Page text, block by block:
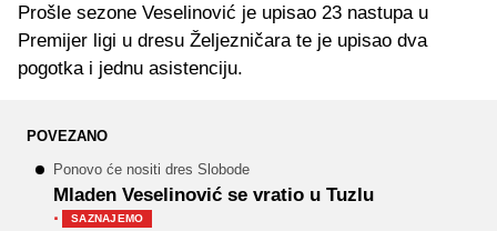
Prošle sezone Veselinović je upisao 23 nastupa u
Premijer ligi u dresu Željezničara te je upisao dva
pogotka i jednu asistenciju.
POVEZANO
Ponovo će nositi dres Slobode
Mladen Veselinović se vratio u Tuzlu
· SAZNAJEMO